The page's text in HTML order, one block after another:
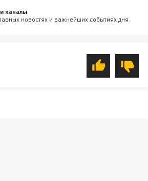
каналы
новостях и важнейших событиях дня.